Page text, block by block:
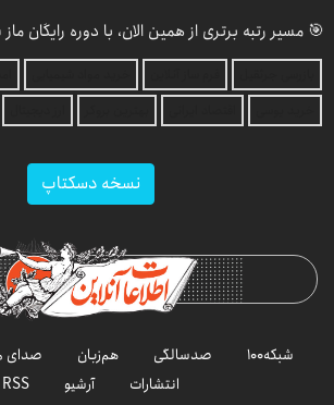
🎯 مسیر رتبه برتری از همین الان، با دوره رایگان
نسخه دسکتاپ
شبکه۱۰۰ صدسالگی هم‌زبان صدای
انتشارات
آرشیو RSS